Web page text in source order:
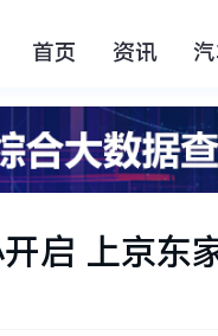
首页 资讯
启 上京东